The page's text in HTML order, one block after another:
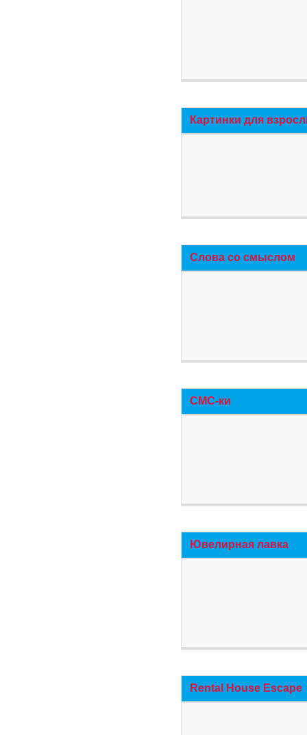
Картинки для
Слова со смыслом
СМС-ки
Ювелирная лавка
Rental House Escape